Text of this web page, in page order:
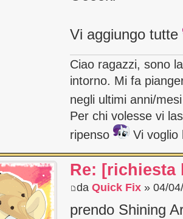
Vi aggiungo tutte
Ciao ragazzi, sono
intorno. Mi fa
negli ultimi anni/
Per chi volesse vi
ripenso
Vi voglio
Re: [richiesta
da Quick Fix» 04/
prendo Shining